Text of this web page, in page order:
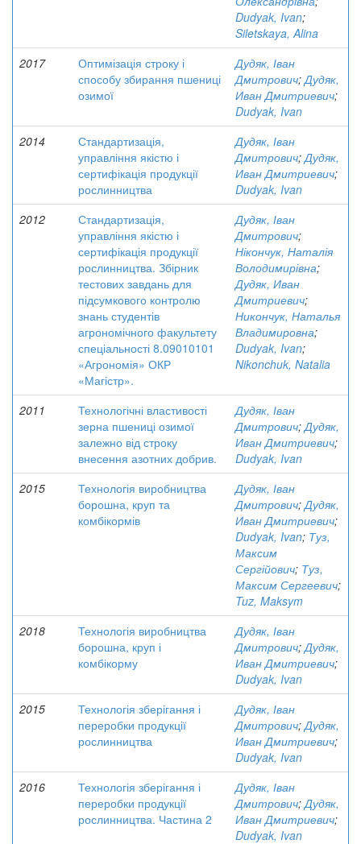
Dudyak, Ivan;
Siletskaya, Alina
2017
Оптимізація строку і
способу збирання пшениці
озимої
Дудяк, Іван
Дмитрович;Дудяк,
Иван Дмитриевич;
Dudyak, Ivan
2014
Стандартизація,
управління якістю і
сертифікація продукції
рослинництва
Дудяк, Іван
Дмитрович;Дудяк,
Иван Дмитриевич;
Dudyak, Ivan
2012
Стандартизація,
управління якістю і
сертифікація продукції
рослинництва. Збірник
тестових завдань для
підсумкового контролю
знань студентів
агрономічного факультету
спеціальності 8.09010101
«Агрономія» ОКР
«Магістр».
Дудяк, Іван
Дмитрович;
Нікончук, Наталія
Володимирівна;
Дудяк, Иван
Дмитриевич;
Никончук, Наталья
Владимировна;
Dudyak, Ivan;
Nikonchuk, Natalia
2011
Технологічні властивості
зерна пшениці озимої
залежно від строку
внесення азотних добрив.
Дудяк, Іван
Дмитрович;Дудяк,
Иван Дмитриевич;
Dudyak, Ivan
2015
Технологія виробництва
борошна, круп та
комбікормів
Дудяк, Іван
Дмитрович;Дудяк,
Иван Дмитриевич;
Dudyak, Ivan; Туз,
Максим
Сергійович; Туз,
Максим Сергеевич;
Tuz, Maksym
2018
Технологія виробництва
борошна, круп і
комбікорму
Дудяк, Іван
Дмитрович;Дудяк,
Иван Дмитриевич;
Dudyak, Ivan
2015
Технологія зберігання і
переробки продукції
рослинництва
Дудяк, Іван
Дмитрович;Дудяк,
Иван Дмитриевич;
Dudyak, Ivan
2016
Технологія зберігання і
переробки продукції
рослинництва. Частина 2
Дудяк, Іван
Дмитрович;Дудяк,
Иван Дмитриевич;
Dudyak, Ivan